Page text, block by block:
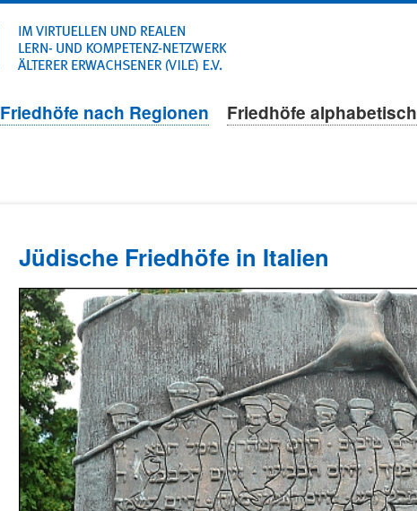
Friedhöfe nach Regionen Friedhöfe alphabetisch
Jüdische Friedhöfe in Italien